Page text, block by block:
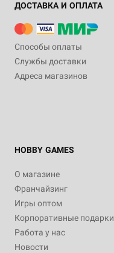
ДОСТАВКА И ОПЛАТА
Способы оплаты
Службы доставки
Адреса магазинов
HOBBY GAMES
О магазине
Франчайзинг
Игры оптом
Корпоративные подарки
Работа у нас
Новости